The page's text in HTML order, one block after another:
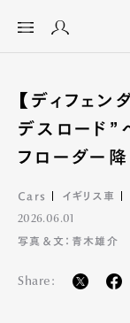
【ディフェ
デスロード”
フローダー
Cars イギリス車
2026.06.01
写真＆文：青木雄介
Share: